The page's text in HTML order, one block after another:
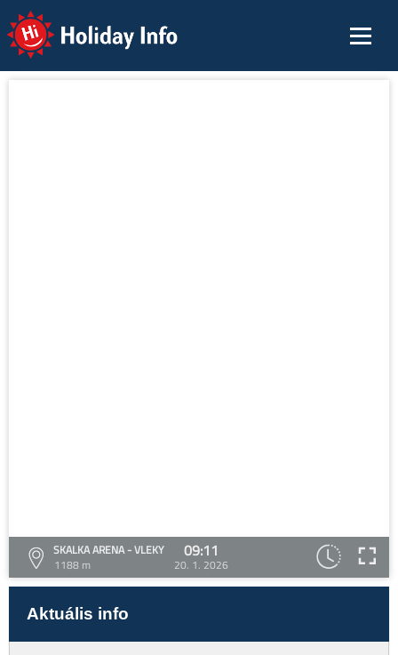
Holiday Info
SKALKA ARENA - VLEKY
1188 m
09:11
20. 1. 2026
Aktuális info